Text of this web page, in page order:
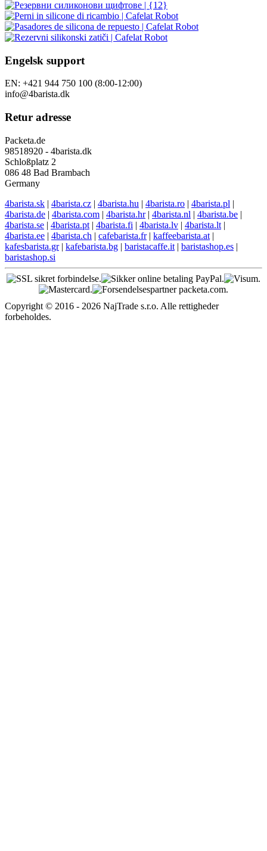
Engelsk support
EN: +421 944 750 100 (8:00-12:00)
info@4barista.dk
Retur adresse
Packeta.de
98518920 - 4barista.dk
Schloßplatz 2
086 48 Bad Brambach
Germany
4barista.sk | 4barista.cz | 4barista.hu | 4barista.ro | 4barista.pl |
4barista.de | 4barista.com | 4barista.hr| 4barista.nl | 4barista.be |
4barista.se | 4barista.pt | 4barista.fi | 4barista.lv | 4barista.lt |
4barista.ee | 4barista.ch | cafebarista.fr| kaffeebarista.at |
kafesbarista.gr| kafebarista.bg | baristacaffe.it | baristashop.es |
baristashop.si
Copyright © 2016 - 2026 NajTrade s.r.o. Alle rettigheder
forbeholdes.